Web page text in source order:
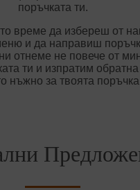
поръчката ти.
време да избереш от
и да направиш
отнеме не повече от
ти и изпратим обратна
нъжно за твоята